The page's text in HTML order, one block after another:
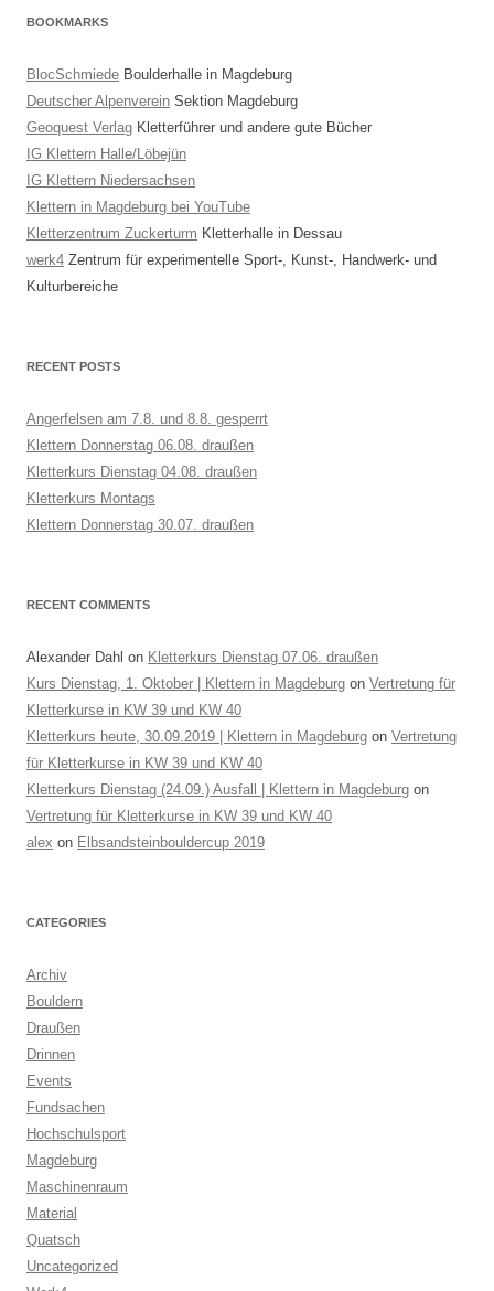
BOOKMARKS
BlocSchmiede Boulderhalle in Magdeburg
Deutscher Alpenverein Sektion Magdeburg
Geoquest Verlag Kletterführer und andere gute Bücher
IG Klettern Halle/Löbejün
IG Klettern Niedersachsen
Klettern in Magdeburg bei YouTube
Kletterzentrum Zuckerturm Kletterhalle in Dessau
werk4 Zentrum für experimentelle Sport-, Kunst-, Handwerk- und
Kulturbereiche
RECENT POSTS
Angerfelsen am 7.8. und 8.8. gesperrt
Klettern Donnerstag 06.08. draußen
Kletterkurs Dienstag 04.08. draußen
Kletterkurs Montags
Klettern Donnerstag 30.07. draußen
RECENT COMMENTS
Alexander Dahl on Kletterkurs Dienstag 07.06. draußen
Kurs Dienstag, 1. Oktober | Klettern in Magdeburg on Vertretung für
Kletterkurse in KW 39 und KW 40
Kletterkurs heute, 30.09.2019 | Klettern in Magdeburg on Vertretung
für Kletterkurse in KW 39 und KW 40
Kletterkurs Dienstag (24.09.) Ausfall | Klettern in Magdeburg on
Vertretung für Kletterkurse in KW 39 und KW 40
alex on Elbsandsteinbouldercup 2019
CATEGORIES
Archiv
Bouldern
Draußen
Drinnen
Events
Fundsachen
Hochschulsport
Magdeburg
Maschinenraum
Material
Quatsch
Uncategorized